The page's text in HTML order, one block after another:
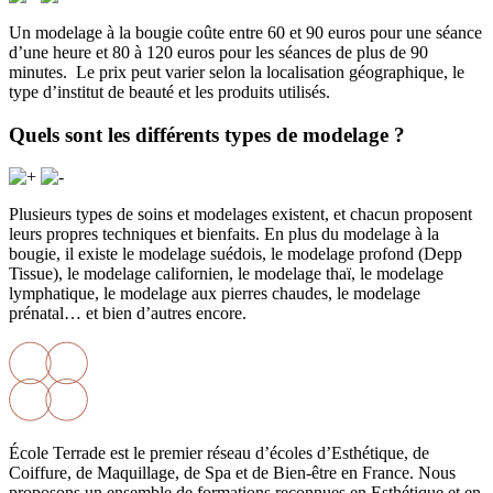
Un modelage à la bougie coûte entre 60 et 90 euros pour une séance
d’une heure et 80 à 120 euros pour les séances de plus de 90
minutes. Le prix peut varier selon la localisation géographique, le
type d’institut de beauté et les produits utilisés.
Quels sont les différents types de modelage ?
Plusieurs types de soins et modelages existent, et chacun proposent
leurs propres techniques et bienfaits. En plus du modelage à la
bougie, il existe le modelage suédois, le modelage profond (Depp
Tissue), le modelage californien, le modelage thaï, le modelage
lymphatique, le modelage aux pierres chaudes, le modelage
prénatal… et bien d’autres encore.
École Terrade est le premier réseau d’écoles d’Esthétique, de
Coiffure, de Maquillage, de Spa et de Bien-être en France. Nous